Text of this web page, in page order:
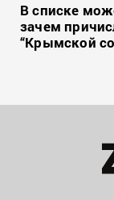
В списке
зачем
“Крымской